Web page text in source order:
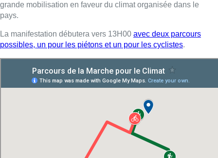
grande mobilisation en faveur du climat organisée dans le
pays.
La manifestation débutera vers 13H00 avec deux parcours
possibles, un pour les piétons et un pour les cyclistes.